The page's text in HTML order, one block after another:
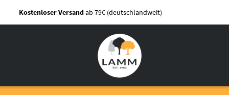
Kostenloser Versandab 79€ (deutschlandweit)